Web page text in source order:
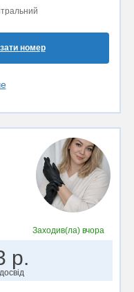
номер
Заходив(ла) вчора
р.
досвід